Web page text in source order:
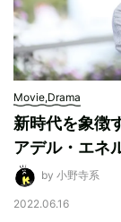
Movie,Drama
新時代を象徴
アデル・エネ
by 小野寺系
2022.06.16